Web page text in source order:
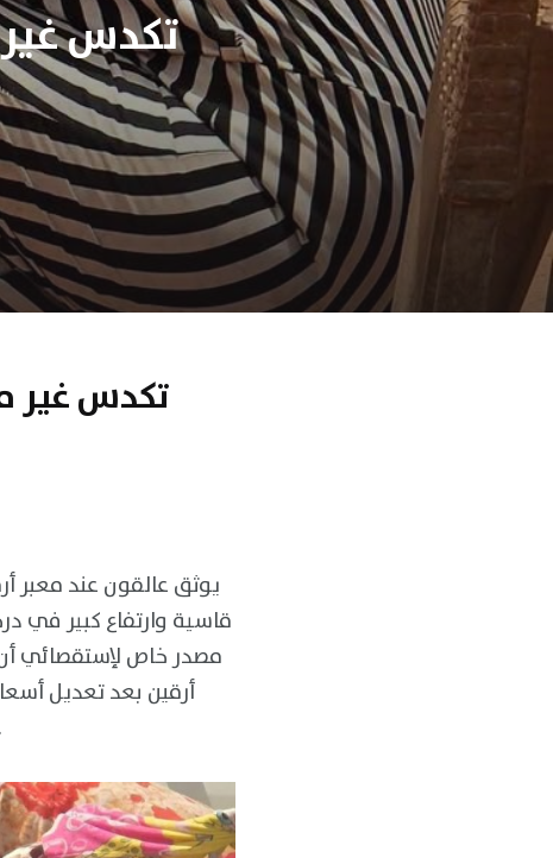
تكدس
تكدس غير
يوثق عالقون عند معبر
قاسية وارتفاع كبير في
تعرفة خط وادي حلفا – الخرطوم إلى 260 ألفاً وخط دلقو – الخرطوم 240 ألف جنيه.